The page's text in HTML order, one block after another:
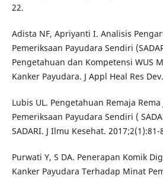
22.
Adista NF, Apriyanti I. Analisis
Pemeriksaan Payudara Sendiri
Pengetahuan dan Kompetensi WUS
Kanker Payudara. J Appl Heal Res
Lubis UL. Pengetahuan Remaja
Pemeriksaan Payudara Sendiri (
SADARI. J Ilmu Kesehat. 2017;2(1):81-
Purwati Y, S DA. Penerapan Komik
Kanker Payudara Terhadap Minat